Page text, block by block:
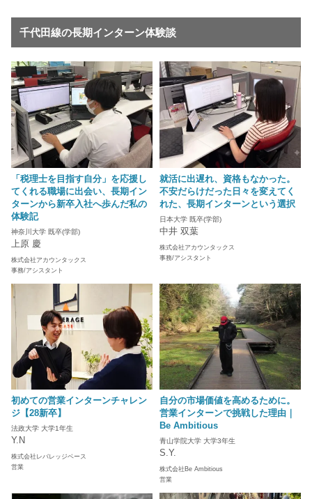
千代田線の長期インターン体験談
「税理士を目指す自分」を応援し
てくれる職場に出会い、長期イン
ターンから新卒入社へ歩んだ私の
体験記
神奈川大学 既卒(学部)
上原 慶
株式会社アカウンタックス
事務/アシスタント
就活に出遅れ、資格もなかった。
不安だらけだった日々を変えてく
れた、長期インターンという選択
日本大学 既卒(学部)
中井 双葉
株式会社アカウンタックス
事務/アシスタント
初めての営業インターンチャレン
ジ【28新卒】
法政大学 大学1年生
Y.N
株式会社レバレッジベース
営業
自分の市場価値を高めるために。
営業インターンで挑戦した理由｜
Be Ambitious
青山学院大学 大学3年生
S.Y.
株式会社Be Ambitious
営業